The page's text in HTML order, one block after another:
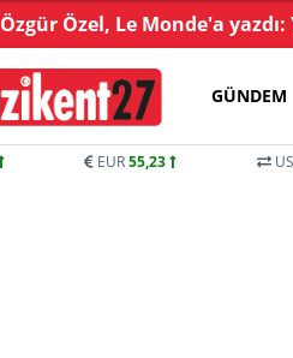
Özgür Özel, Le Monde'a
GÜNDEM
EUR55,23